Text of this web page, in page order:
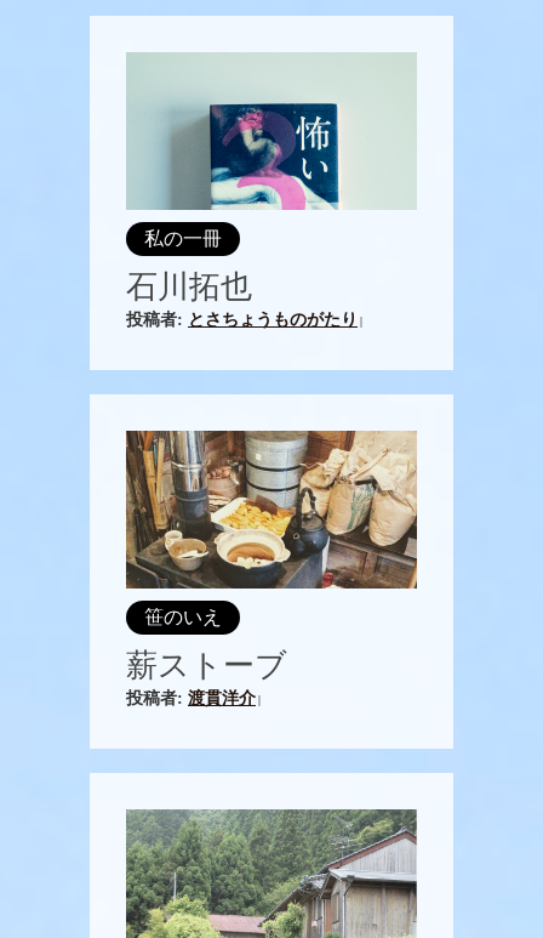
私の一冊
石川拓也
投稿者: とさちょうものがたり
笹のいえ
薪ストーブ
投稿者: 渡貫洋介